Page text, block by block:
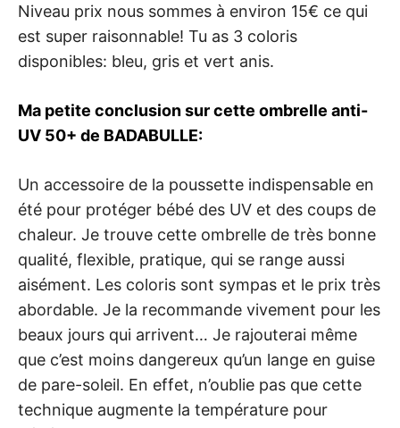
Niveau prix nous sommes à environ 15€ ce qui
est super raisonnable! Tu as 3 coloris
disponibles: bleu, gris et vert anis.
Ma petite conclusion sur cette ombrelle anti-
UV 50+ de BADABULLE:
Un accessoire de la poussette indispensable en
été pour protéger bébé des UV et des coups de
chaleur. Je trouve cette ombrelle de très bonne
qualité, flexible, pratique, qui se range aussi
aisément. Les coloris sont sympas et le prix très
abordable. Je la recommande vivement pour les
beaux jours qui arrivent… Je rajouterai même
que c’est moins dangereux qu’un lange en guise
de pare-soleil. En effet, n’oublie pas que cette
technique augmente la température pour